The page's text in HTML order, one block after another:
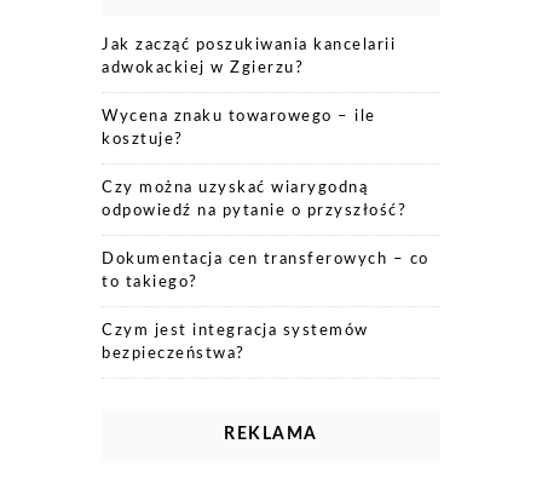
Jak zacząć poszukiwania kancelarii
adwokackiej w Zgierzu?
Wycena znaku towarowego – ile
kosztuje?
Czy można uzyskać wiarygodną
odpowiedź na pytanie o przyszłość?
Dokumentacja cen transferowych – co
to takiego?
Czym jest integracja systemów
bezpieczeństwa?
REKLAMA